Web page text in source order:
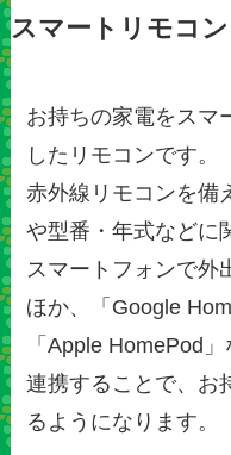
スマートリモコ
お持ちの家電をスマ
したリモコンです。
赤外線リモコンを備
や型番・年式などに
スマートフォンで外
ほか、「Google
「Apple HomePod
連携することで、お
るようになります。